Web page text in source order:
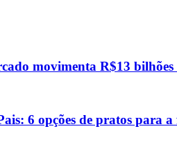
movimenta R$13
6 opções de pratos para